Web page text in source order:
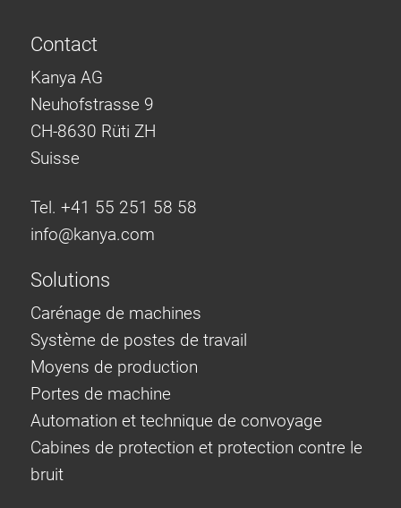
Contact
Kanya AG
Neuhofstrasse 9
CH-8630 Rüti ZH
Suisse
Tel. +41 55 251 58 58
info@kanya.com
Solutions
Carénage de machines
Système de postes de travail
Moyens de production
Portes de machine
Automation et technique de convoyage
Cabines de protection et protection contre le
bruit